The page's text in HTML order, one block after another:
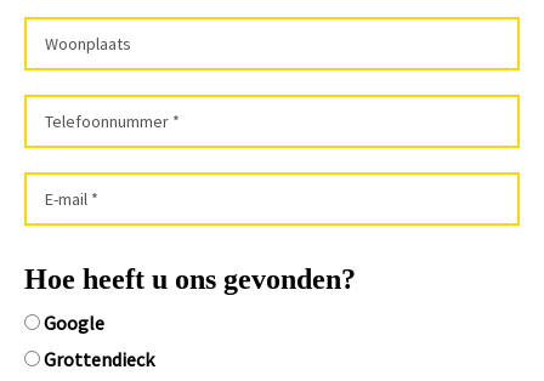
Hoe heeft u ons gevonden?
Google
Grottendieck